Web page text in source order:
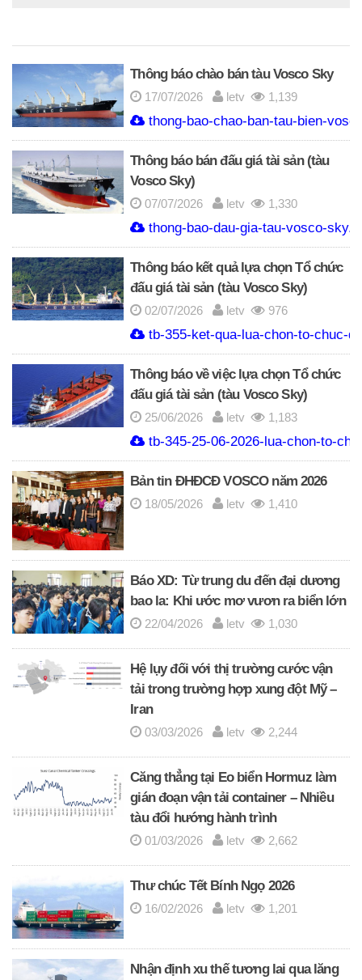
Thông báo chào bán tàu Vosco Sky
17/07/2026 letv 1,139
thong-bao-chao-ban-tau-bien-
Thông báo bán đấu giá tài sản (tàu
Vosco Sky)
07/07/2026 letv 1,330
thong-bao-dau-gia-tau-vosco-
Thông báo kết quả lựa chọn Tổ chức
đấu giá tài sản (tàu Vosco Sky)
02/07/2026 letv 976
tb-355-ket-qua-lua-chon-to-chuc-
Thông báo về việc lựa chọn Tổ chức
đấu giá tài sản (tàu Vosco Sky)
25/06/2026 letv 1,183
tb-345-25-06-2026-lua-chon-to-
Bản tin ĐHĐCĐ VOSCO năm 2026
18/05/2026 letv 1,410
Báo XD: Từ trung du đến đại dương
bao la: Khi ước mơ vươn ra biển lớn
22/04/2026 letv 1,030
Hệ lụy đối với thị trường cước vận
tải trong trường hợp xung đột Mỹ –
Iran
03/03/2026 letv 2,244
Căng thẳng tại Eo biển Hormuz làm
gián đoạn vận tải container – Nhiều
tàu đổi hướng hành trình
01/03/2026 letv 2,662
Thư chúc Tết Bính Ngọ 2026
16/02/2026 letv 1,201
Nhận định xu thế tương lai qua lăng